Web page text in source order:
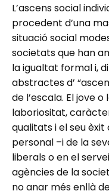
L’ascens social
procedent d’una
situació social
societats que han
la igualtat formal i,
abstractes d’
de l’escala. El jove
laboriositat,
qualitats i el seu èxit
personal –i de la
liberals o en el
agències de la
no anar més enllà